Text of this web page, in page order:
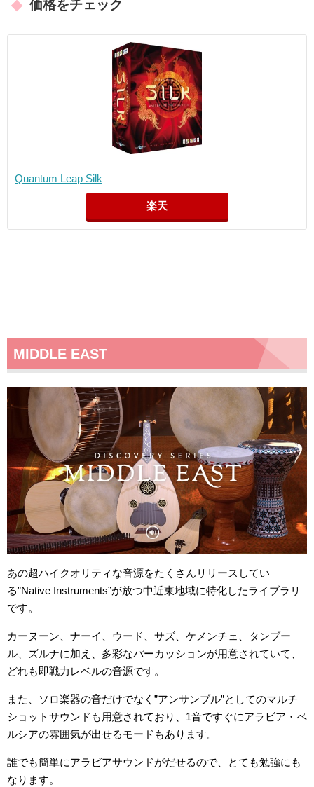
価格をチェック
Quantum Leap Silk
楽天
MIDDLE EAST
あの超ハイクオリティな音源をたくさんリリースしてい
る”Native Instruments”が放つ中近東地域に特化したライブラリ
です。
カーヌーン、ナーイ、ウード、サズ、ケメンチェ、タンブー
ル、ズルナに加え、多彩なパーカッションが用意されていて、
どれも即戦力レベルの音源です。
また、ソロ楽器の音だけでなく”アンサンブル”としてのマルチ
ショットサウンドも用意されており、1音ですぐにアラビア・ペ
ルシアの雰囲気が出せるモードもあります。
誰でも簡単にアラビアサウンドがだせるので、とても勉強にも
なります。